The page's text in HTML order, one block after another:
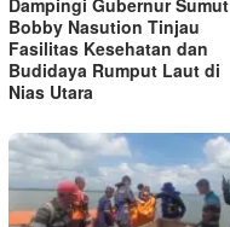
Bobby Nasution Tinjau
Fasilitas Kesehatan dan
Budidaya Rumput Laut di
Nias Utara